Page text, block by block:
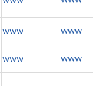
www www
www www